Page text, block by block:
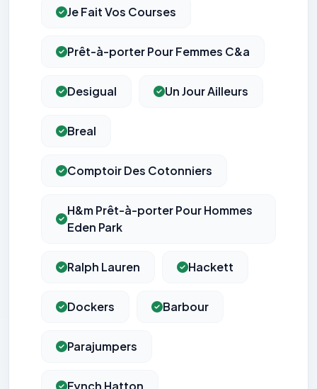
Je Fait Vos Courses
Prêt-à-porter Pour Femmes C&a
Desigual Un Jour Ailleurs
Breal
Comptoir Des Cotonniers
H&m Prêt-à-porter Pour Hommes
Eden Park
Ralph Lauren Hackett
Dockers Barbour
Parajumpers